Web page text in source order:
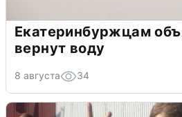
Екатеринбуржцам
вернут воду
8 августа 34